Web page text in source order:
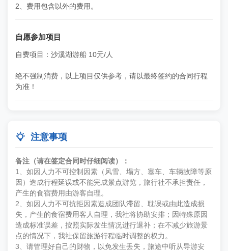
2、费用包含以外的费用。
自愿参加项目
自费项目：沙溪湖游船 10元/人
绝不强制消费，以上项目仅供参考，请以最终签约的合同行程
为准！
 注意事项
备注（请在签定合同时仔细阅读）：
1、如因人力不可控制因素（风雪、塌方、塞车、车辆故障等原
因）造成行程延误或不能完成景点游览，旅行社不承担责任，
产生的食宿费用由游客自理。
2、如因人力不可抗拒因素造成团队滞留、耽误或由此造成损
失，产生的食宿费用客人自理，我社将协助安排；因特殊原因
造成标准误差，按照实际发生情况进行退补；在不减少旅游景
点的情况下，我社保留旅游行程临时调整的权力。
3、请管理好自己的财物，以免发生丢失，旅途中听从导游安